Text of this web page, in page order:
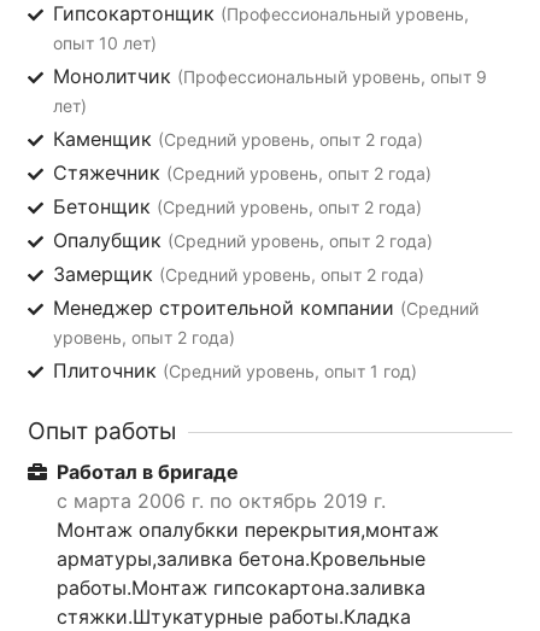
Гипсокартонщик (Профессиональный уровень,
опыт 10 лет)
Монолитчик (Профессиональный уровень, опыт 9
лет)
Каменщик (Средний уровень, опыт 2 года)
Стяжечник (Средний уровень, опыт 2 года)
Бетонщик (Средний уровень, опыт 2 года)
Опалубщик (Средний уровень, опыт 2 года)
Замерщик (Средний уровень, опыт 2 года)
Менеджер строительной компании (Средний
уровень, опыт 2 года)
Плиточник (Средний уровень, опыт 1 год)
Опыт работы
Работал в бригаде
с марта 2006 г. по октябрь 2019 г.
Монтаж опалубкки перекрытия,монтаж
арматуры,заливка бетона.Кровельные
работы.Монтаж гипсокартона.заливка
стяжки.Штукатурные работы.Кладка